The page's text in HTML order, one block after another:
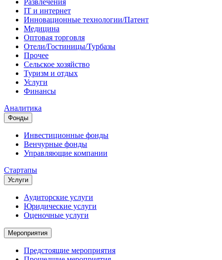
Развлечения
IT и интернет
Инновационные технологии/Патент
Медицина
Оптовая торговля
Отели/Гостиницы/Турбазы
Прочее
Сельское хозяйство
Туризм и отдых
Услуги
Финансы
Аналитика
Фонды
Инвестиционные фонды
Венчурные фонды
Управляющие компании
Стартапы
Услуги
Аудиторские услуги
Юридические услуги
Оценочные услуги
Мероприятия
Предстоящие мероприятия